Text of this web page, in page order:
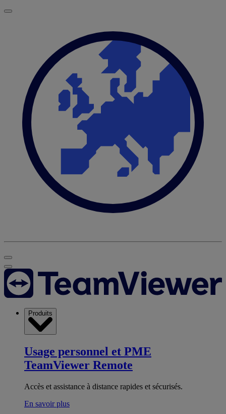
Produits
Usage personnel et PME
TeamViewer Remote
Accès et assistance à distance rapides et sécurisés.
En savoir plus